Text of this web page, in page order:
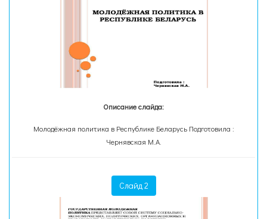
Описание слайда:
Молодёжная политика в Республике Беларусь Подготовила :
Чернявская М.А.
Слайд 2